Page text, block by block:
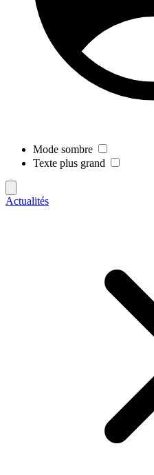
Mode sombre
Texte plus grand
Actualités